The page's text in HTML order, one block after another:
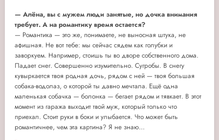
— Алёна, вы с мужем люди занятые, но дочка внимания
требует. А на романтику время остается?
— Романтика — это же, понимаете, не выносная штука, не
афишная. Не вот тебе: мы сейчас сядем как голубки и
заворкуем. Например, стоишь ты во дворе собственного дома.
Падает снег. Совершенно изумительно. Сугробы. В снегу
кувыркается твоя родная дочь, рядом с ней — твоя большая
собака-водолаз, о которой ты давно мечтала. Ещё одна
маленькая собачка — болонка — бегает рядом и тявкает. В этот
момент из гаража выходит твой муж, который только что
приехал. Стоит руки в боки и улыбается. Что может быть
романтичнее, чем эта картина? Я не знаю...